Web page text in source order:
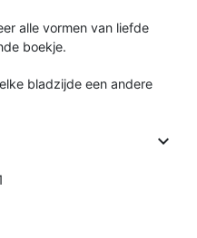
alle vormen van liefde
boekje.
bladzijde een andere
